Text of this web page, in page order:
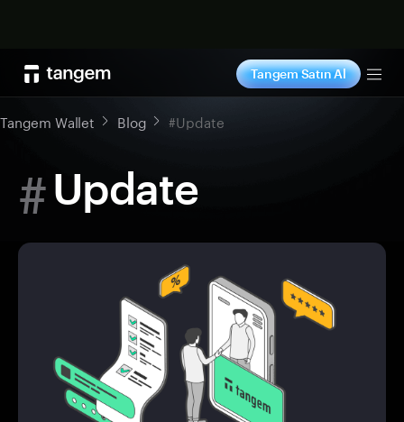
Tangem Satın Al
Tangem Wallet Blog #Update
#Update